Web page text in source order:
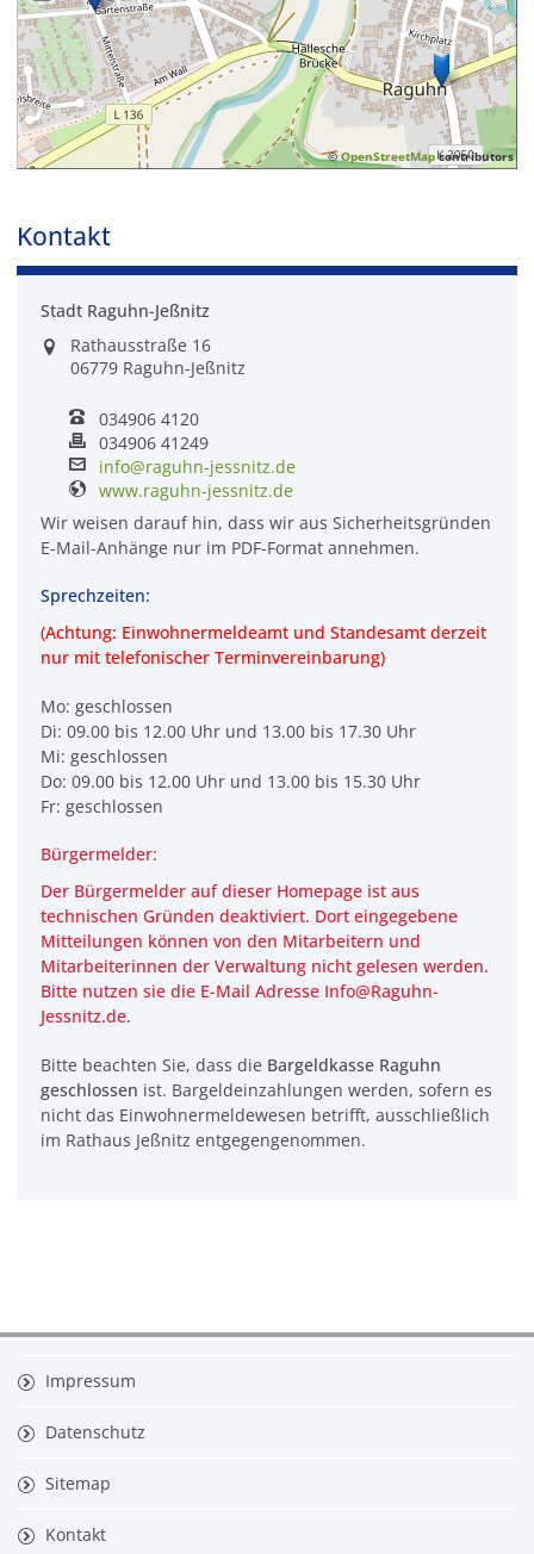
©OpenStreetMapcontributors
Kontakt
Stadt Raguhn-Jeßnitz
Rathausstraße 16
06779 Raguhn-Jeßnitz
034906 4120
034906 41249
info@raguhn-jessnitz.de
www.raguhn-jessnitz.de
Wir weisen darauf hin, dass wir aus Sicherheitsgründen
E-Mail-Anhänge nur im PDF-Format annehmen.
Sprechzeiten:
(Achtung: Einwohnermeldeamt und Standesamt derzeit
nur mit telefonischer Terminvereinbarung)
Mo: geschlossen
Di: 09.00 bis 12.00 Uhr und 13.00 bis 17.30 Uhr
Mi: geschlossen
Do: 09.00 bis 12.00 Uhr und 13.00 bis 15.30 Uhr
Fr: geschlossen
Bürgermelder:
Der Bürgermelder auf dieser Homepage ist aus
technischen Gründen deaktiviert. Dort eingegebene
Mitteilungen können von den Mitarbeitern und
Mitarbeiterinnen der Verwaltung nicht gelesen werden.
Bitte nutzen sie die E-Mail Adresse Info@Raguhn-
Jessnitz.de.
Bitte beachten Sie, dass die Bargeldkasse Raguhn
geschlossen ist. Bargeldeinzahlungen werden, sofern es
nicht das Einwohnermeldewesen betrifft, ausschließlich
im Rathaus Jeßnitz entgegengenommen.
Impressum
Datenschutz
Sitemap
Kontakt